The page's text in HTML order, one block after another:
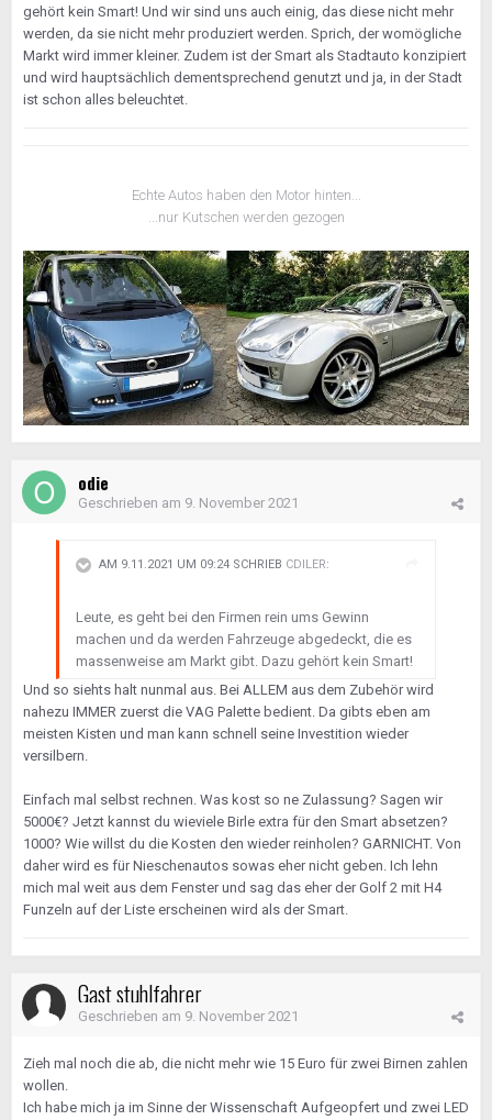
gehört kein Smart! Und wir sind uns auch einig, das diese nicht mehr
werden, da sie nicht mehr produziert werden. Sprich, der womögliche
Markt wird immer kleiner. Zudem ist der Smart als Stadtauto konzipiert
und wird hauptsächlich dementsprechend genutzt und ja, in der Stadt
ist schon alles beleuchtet.
Echte Autos haben den Motor hinten...
...nur Kutschen werden gezogen
odie
Geschrieben am 9. November 2021
AM 9.11.2021 UM 09:24 SCHRIEB CDILER:
Leute, es geht bei den Firmen rein ums Gewinn
machen und da werden Fahrzeuge abgedeckt, die es
massenweise am Markt gibt. Dazu gehört kein Smart!
Und so siehts halt nunmal aus. Bei ALLEM aus dem Zubehör wird
nahezu IMMER zuerst die VAG Palette bedient. Da gibts eben am
meisten Kisten und man kann schnell seine Investition wieder
versilbern.
Einfach mal selbst rechnen. Was kost so ne Zulassung? Sagen wir
5000€? Jetzt kannst du wieviele Birle extra für den Smart absetzen?
1000? Wie willst du die Kosten den wieder reinholen? GARNICHT. Von
daher wird es für Nieschenautos sowas eher nicht geben. Ich lehn
mich mal weit aus dem Fenster und sag das eher der Golf 2 mit H4
Funzeln auf der Liste erscheinen wird als der Smart.
Gast stuhlfahrer
Geschrieben am 9. November 2021
Zieh mal noch die ab, die nicht mehr wie 15 Euro für zwei Birnen zahlen
wollen.
Ich habe mich ja im Sinne der Wissenschaft Aufgeopfert und zwei LED